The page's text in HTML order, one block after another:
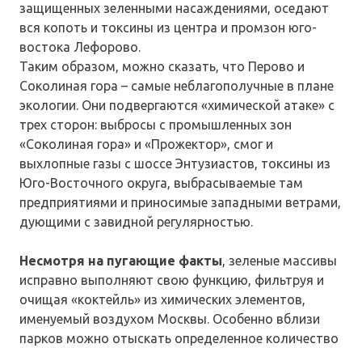
защищенных зеленными насаждениями, оседают
вся копоть и токсины из центра и промзон юго-
востока Лефорово.
Таким образом, можно сказать, что Перово и
Соколиная гора – самые неблагополучные в плане
экологии. Они подвергаются «химической атаке» с
трех сторон: выбросы с промышленных зон
«Соколиная гора» и «Прожектор», смог и
выхлопные газы с шоссе Энтузиастов, токсины из
Юго-Восточного округа, выбрасываемые там
предприятиями и приносимые западными ветрами,
дующими с завидной регулярностью.
Несмотря на пугающие факты, зеленые массивы
исправно выполняют свою функцию, фильтруя и
очищая «коктейль» из химических элементов,
именуемый воздухом Москвы. Особенно вблизи
парков можно отыскать определенное количество